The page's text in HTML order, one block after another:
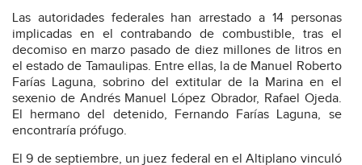
Las autoridades federales han arrestado a 14 personas
implicadas en el contrabando de combustible, tras el
decomiso en marzo pasado de diez millones de litros en
el estado de Tamaulipas. Entre ellas, la de Manuel Roberto
Farías Laguna, sobrino del extitular de la Marina en el
sexenio de Andrés Manuel López Obrador, Rafael Ojeda.
El hermano del detenido, Fernando Farías Laguna, se
encontraría prófugo.
El 9 de septiembre, un juez federal en el Altiplano vinculó